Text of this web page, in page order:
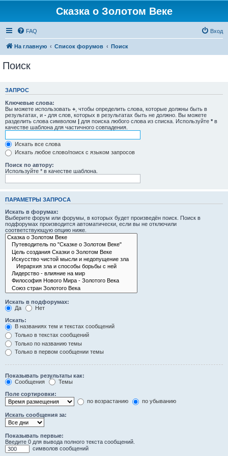
Сказка о Золотом Веке
FAQ Вход
На главную Список форумов Поиск
Поиск
ЗАПРОС
Ключевые слова:
Вы можете использовать + , чтобы определить слова, которые должны быть в
результатах, и - для слов, которых в результатах быть не должно. Вы можете
разделить слова символом | для поиска любого слова из списка. Используйте * в
качестве шаблона для частичного совпадения.
Искать все слова
Искать любое слово/поиск с языком запросов
Поиск по автору:
Используйте * в качестве шаблона.
ПАРАМЕТРЫ ЗАПРОСА
Искать в форумах:
Выберите форум или форумы, в которых будет произведён поиск. Поиск в
подфорумах производится автоматически, если вы не отключили
соответствующую опцию ниже.
Искать в подфорумах:
Да
Нет
Искать:
В названиях тем и текстах сообщений
Только в текстах сообщений
Только по названию темы
Только в первом сообщении темы
Показывать результаты как:
Сообщения
Темы
Поле сортировки:
по возрастанию
по убыванию
Искать сообщения за:
Показывать первые:
Введите 0 для вывода полного текста сообщений.
символов сообщений